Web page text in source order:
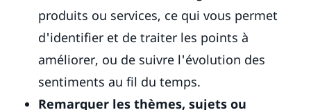
produits ou services, ce qui vous permet
d'identifier et de traiter les points à
améliorer, ou de suivre l'évolution des
sentiments au fil du temps.
Remarquer les thèmes, sujets ou